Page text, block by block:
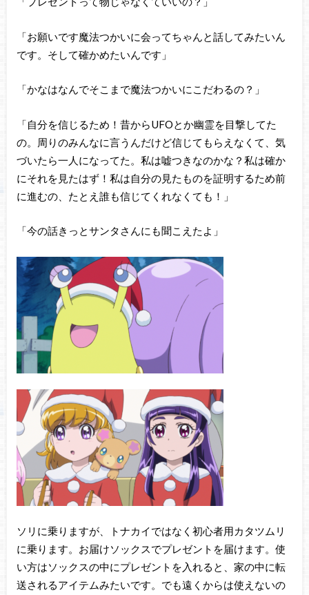
「お願いです魔法つかいに会ってちゃんと話してみたいん
です。そして確かめたいんです」
「かなはなんでそこまで魔法つかいにこだわるの？」
「自分を信じるため！昔からUFOとか幽霊を目撃してた
の。周りのみんなに言うんだけど信じてもらえなくて、気
づいたら一人になってた。私は嘘つきなのかな？私は確か
にそれを見たはず！私は自分の見たものを証明するため前
に進むの、たとえ誰も信じてくれなくても！」
「今の話きっとサンタさんにも聞こえたよ」
ソリに乗りますが、トナカイではなく初心者用カタツムリ
に乗ります。お届けソックスでプレゼントを届けます。使
い方はソックスの中にプレゼントを入れると、家の中に転
送されるアイテムみたいです。でも遠くからは使えないの